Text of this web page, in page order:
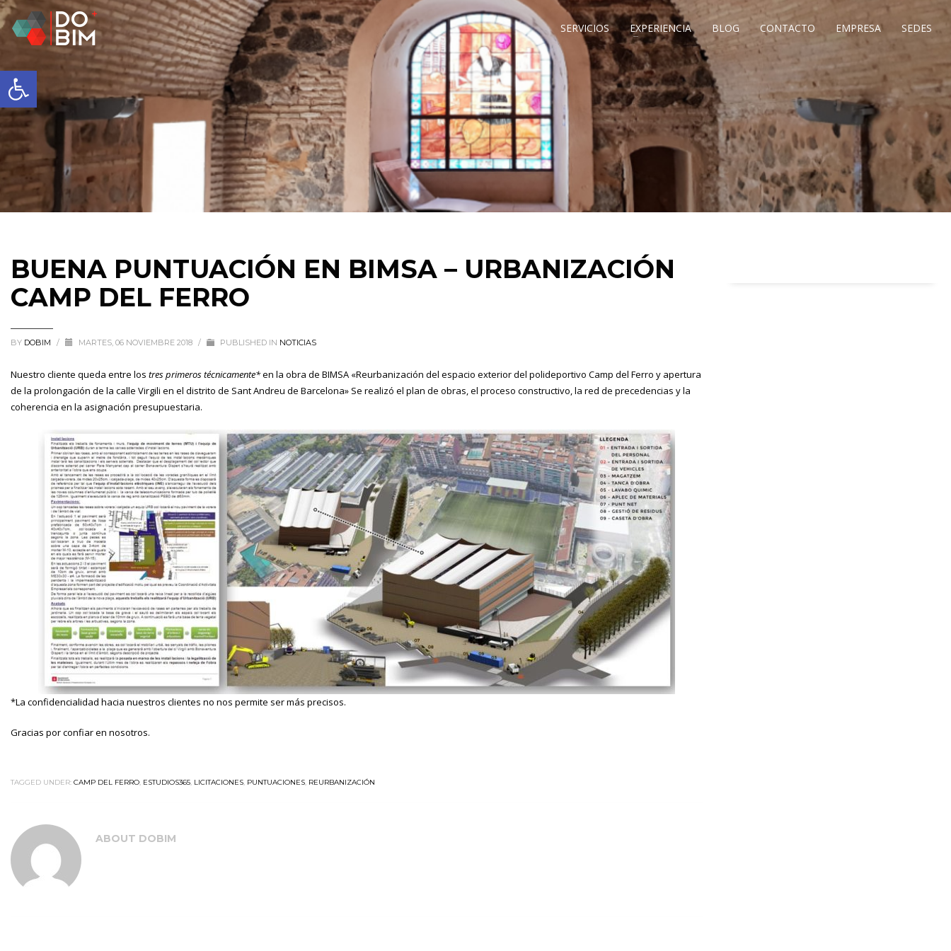
Abrir barra de herramientas
SERVICIOS EXPERIENCIA BLOG CONTACTO EMPRESA SEDES
BUENA PUNTUACIÓN EN BIMSA – URBANIZACIÓN
CAMP DEL FERRO
BY DOBIM / MARTES, 06 NOVIEMBRE 2018 / PUBLISHED IN NOTICIAS
Nuestro cliente queda entre los tres primeros técnicamente*en la obra de BIMSA «Reurbanización del espacio exterior del polideportivo Camp del Ferro y apertura
de la prolongación de la calle Virgili en el distrito de Sant Andreu de Barcelona» Se realizó el plan de obras, el proceso constructivo, la red de precedencias y la
coherencia en la asignación presupuestaria.
*La confidencialidad hacia nuestros clientes no nos permite ser más precisos.
Gracias por confiar en nosotros.
TAGGED UNDER: CAMP DEL FERRO, ESTUDIOS365, LICITACIONES, PUNTUACIONES, REURBANIZACIÓN
ABOUT DOBIM